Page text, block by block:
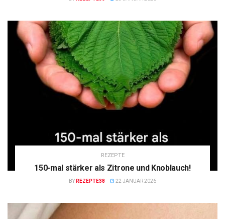
REZEPTE
150-mal stärker als Zitrone und Knoblauch!
BY REZEPTE38 22 JANUAR 2026